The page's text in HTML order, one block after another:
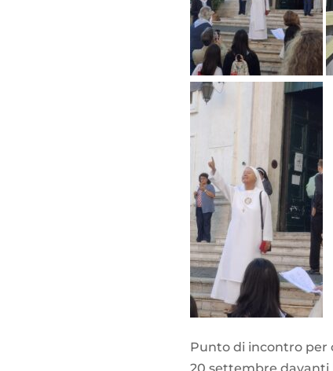
Punto di incontro per